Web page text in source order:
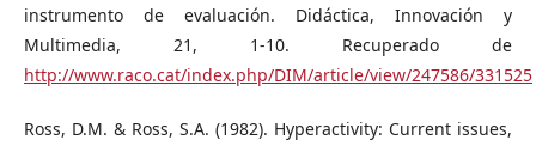
instrumento de evaluación. Didáctica, Innovación y
Multimedia, 21, 1-10. Recuperado de
http://www.raco.cat/index.php/DIM/article/view/247586/331525
Ross, D.M. & Ross, S.A. (1982). Hyperactivity: Current issues,